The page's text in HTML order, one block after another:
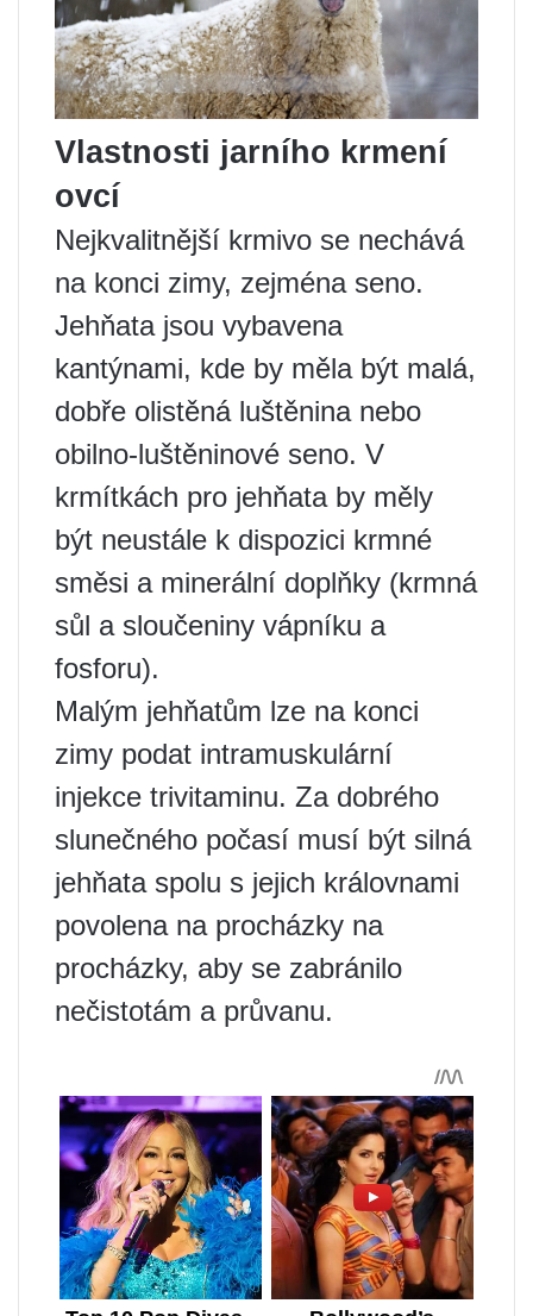
Vlastnosti jarního krmení
ovcí
Nejkvalitnější krmivo se nechává
na konci zimy, zejména seno.
Jehňata jsou vybavena
kantýnami, kde by měla být malá,
dobře olistěná luštěnina nebo
obilno-luštěninové seno. V
krmítkách pro jehňata by měly
být neustále k dispozici krmné
směsi a minerální doplňky (krmná
sůl a sloučeniny vápníku a
fosforu).
Malým jehňatům lze na konci
zimy podat intramuskulární
injekce trivitaminu. Za dobrého
slunečného počasí musí být silná
jehňata spolu s jejich královnami
povolena na procházky na
procházky, aby se zabránilo
nečistotám a průvanu.